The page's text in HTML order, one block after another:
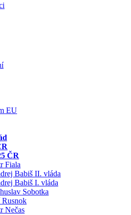
EU
ČR
Fiala
Babiš II. vláda
Babiš I. vláda
Sobotka
Rusnok
Nečas